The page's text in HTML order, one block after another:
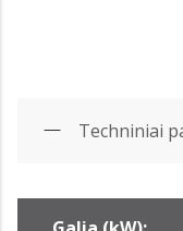
Techniniai